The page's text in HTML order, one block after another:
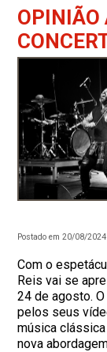
OPINIÃO
Postado em 20/08/2024
Com o
Reis vai se
24 de agosto.
pelos seus
música clássica
nova